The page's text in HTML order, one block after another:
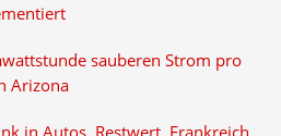
sauberen Strom pro
Arizona
in Autos, Restwert, Frankreich